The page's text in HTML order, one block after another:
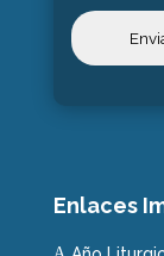
Enlaces